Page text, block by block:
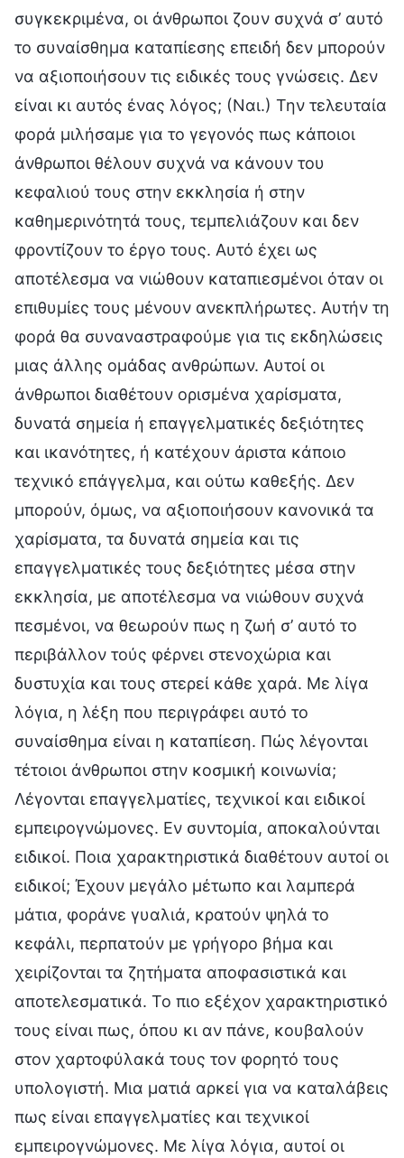
συγκεκριμένα, οι άνθρωποι ζουν συχνά σ’ αυτό
το συναίσθημα καταπίεσης επειδή δεν μπορούν
να αξιοποιήσουν τις ειδικές τους γνώσεις. Δεν
είναι κι αυτός ένας λόγος; (Ναι.) Την τελευταία
φορά μιλήσαμε για το γεγονός πως κάποιοι
άνθρωποι θέλουν συχνά να κάνουν του
κεφαλιού τους στην εκκλησία ή στην
καθημερινότητά τους, τεμπελιάζουν και δεν
φροντίζουν το έργο τους. Αυτό έχει ως
αποτέλεσμα να νιώθουν καταπιεσμένοι όταν οι
επιθυμίες τους μένουν ανεκπλήρωτες. Αυτήν τη
φορά θα συναναστραφούμε για τις εκδηλώσεις
μιας άλλης ομάδας ανθρώπων. Αυτοί οι
άνθρωποι διαθέτουν ορισμένα χαρίσματα,
δυνατά σημεία ή επαγγελματικές δεξιότητες
και ικανότητες, ή κατέχουν άριστα κάποιο
τεχνικό επάγγελμα, και ούτω καθεξής. Δεν
μπορούν, όμως, να αξιοποιήσουν κανονικά τα
χαρίσματα, τα δυνατά σημεία και τις
επαγγελματικές τους δεξιότητες μέσα στην
εκκλησία, με αποτέλεσμα να νιώθουν συχνά
πεσμένοι, να θεωρούν πως η ζωή σ’ αυτό το
περιβάλλον τούς φέρνει στενοχώρια και
δυστυχία και τους στερεί κάθε χαρά. Με λίγα
λόγια, η λέξη που περιγράφει αυτό το
συναίσθημα είναι η καταπίεση. Πώς λέγονται
τέτοιοι άνθρωποι στην κοσμική κοινωνία;
Λέγονται επαγγελματίες, τεχνικοί και ειδικοί
εμπειρογνώμονες. Εν συντομία, αποκαλούνται
ειδικοί. Ποια χαρακτηριστικά διαθέτουν αυτοί οι
ειδικοί; Έχουν μεγάλο μέτωπο και λαμπερά
μάτια, φοράνε γυαλιά, κρατούν ψηλά το
κεφάλι, περπατούν με γρήγορο βήμα και
χειρίζονται τα ζητήματα αποφασιστικά και
αποτελεσματικά. Το πιο εξέχον χαρακτηριστικό
τους είναι πως, όπου κι αν πάνε, κουβαλούν
στον χαρτοφύλακά τους τον φορητό τους
υπολογιστή. Μια ματιά αρκεί για να καταλάβεις
πως είναι επαγγελματίες και τεχνικοί
εμπειρογνώμονες. Με λίγα λόγια, αυτοί οι